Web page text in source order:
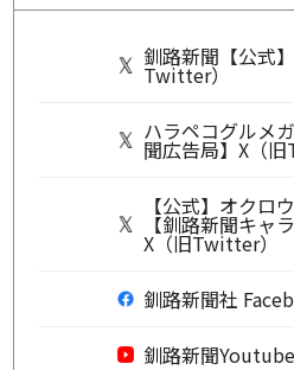
釧路新聞【公式
Twitter）
ハラペコグルメ
聞広告局】X（
【公式】オクロ
【釧路新聞キャ
X（旧Twitter）
釧路新聞社
釧路新聞